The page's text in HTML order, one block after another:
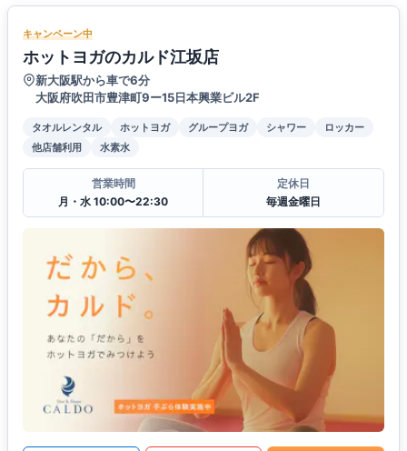
キャンペーン中
ホットヨガのカルド江坂店
新大阪駅から車で6分
大阪府吹田市豊津町9ー15日本興業ビル2F
タオルレンタル ホットヨガ グループヨガ シャワー
ロッカー
他店舗利用
水素水
営業時間
月・水 10:00〜22:30
定休日
毎週金曜日